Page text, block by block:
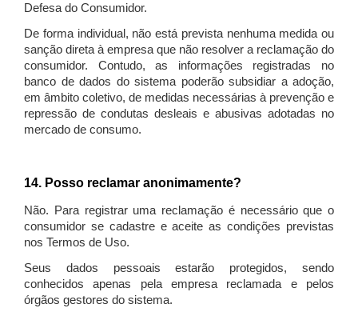
Defesa do Consumidor.
De forma individual, não está prevista nenhuma medida ou
sanção direta à empresa que não resolver a reclamação do
consumidor. Contudo, as informações registradas no
banco de dados do sistema poderão subsidiar a adoção,
em âmbito coletivo, de medidas necessárias à prevenção e
repressão de condutas desleais e abusivas adotadas no
mercado de consumo.
14. Posso reclamar anonimamente?
Não. Para registrar uma reclamação é necessário que o
consumidor se cadastre e aceite as condições previstas
nos Termos de Uso.
Seus dados pessoais estarão protegidos, sendo
conhecidos apenas pela empresa reclamada e pelos
órgãos gestores do sistema.